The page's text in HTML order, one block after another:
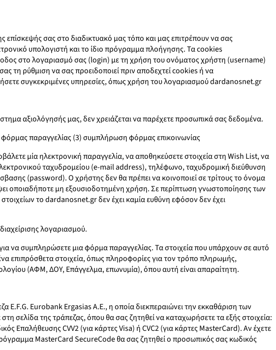
επίσκεψής σας στο διαδικτυακό μας τόπο και μας επιτρέπουν να σας
υπολογιστή και το ίδιο πρόγραμμα πλοήγησης. Τα cookies
στο λογαριασμό σας (login) με τη χρήση του ονόματος χρήστη (username)
τη ρύθμιση να σας προειδοποιεί πριν αποδεχτεί cookies ή να
συγκεκριμένες υπηρεσίες, όπως χρήση του λογαριασμού dardanosnet.gr
αξιολόγησής μας, δεν χρειάζεται να παρέχετε προσωπικά σας δεδομένα.
παραγγελίας (3) συμπλήρωση φόρμας επικοινωνίας
μία ηλεκτρονική παραγγελία, να αποθηκεύσετε στοιχεία στη Wish List, να
ταχυδρομείου (e-mail address), τηλέφωνο, ταχυδρομική διεύθυνση
(password). Ο χρήστης δεν θα πρέπει να κοινοποιεί σε τρίτους το όνομα
οποιαδήποτε μη εξουσιοδοτημένη χρήση. Σε περίπτωση γνωστοποίησης των
το dardanosnet.gr δεν έχει καμία ευθύνη εφόσον δεν έχει
λογαριασμού.
να συμπληρώσετε μια φόρμα παραγγελίας. Τα στοιχεία που υπάρχουν σε αυτό
επιπρόσθετα στοιχεία, όπως πληροφορίες για τον τρόπο πληρωμής,
(ΑΦΜ, ΔΟΥ, Επάγγελμα, επωνυμία), όπου αυτή είναι απαραίτητη.
Eurobank Ergasias A.E., η οποία διεκπεραιώνει την εκκαθάριση των
σελίδα της τράπεζας, όπου θα σας ζητηθεί να καταχωρήσετε τα εξής στοιχεία:
Επαλήθευσης CVV2 (για κάρτες Visa) ή CVC2 (για κάρτες MasterCard). Αν έχετε
MasterCard SecureCode θα σας ζητηθεί ο προσωπικός σας κωδικός